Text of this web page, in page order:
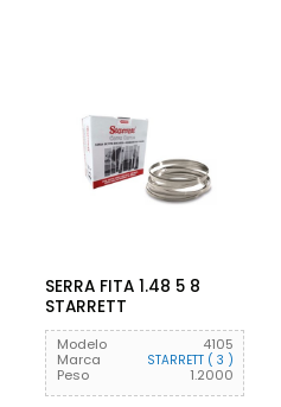
SERRA FITA 1.48 5 8
STARRETT
Modelo
4105
Marca
STARRETT ( 3 )
Peso 1.2000